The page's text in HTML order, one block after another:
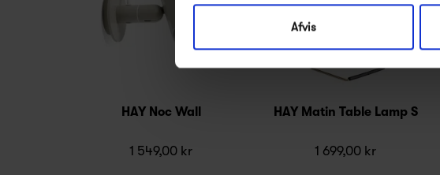
Afvis
HAY Noc Wall
1 549,00 kr
HAY Matin Table Lamp S
1 699,00 kr